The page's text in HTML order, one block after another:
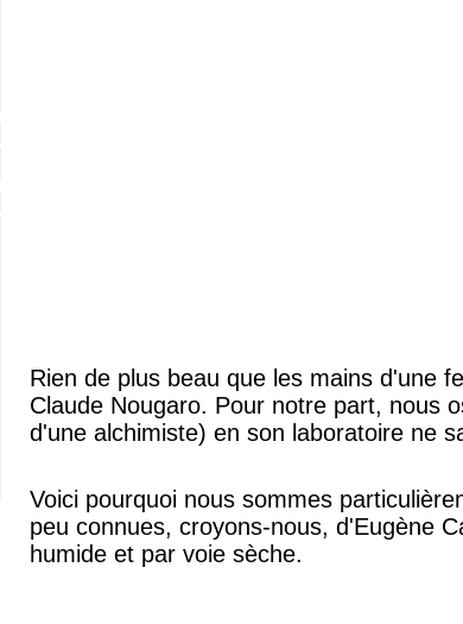
Rien de plus beau que les mains d'une
Claude Nougaro. Pour notre part, nous
d'une alchimiste) en son laboratoire ne
Voici pourquoi nous sommes
peu connues, croyons-nous, d'Eugène
humide et par voie sèche.